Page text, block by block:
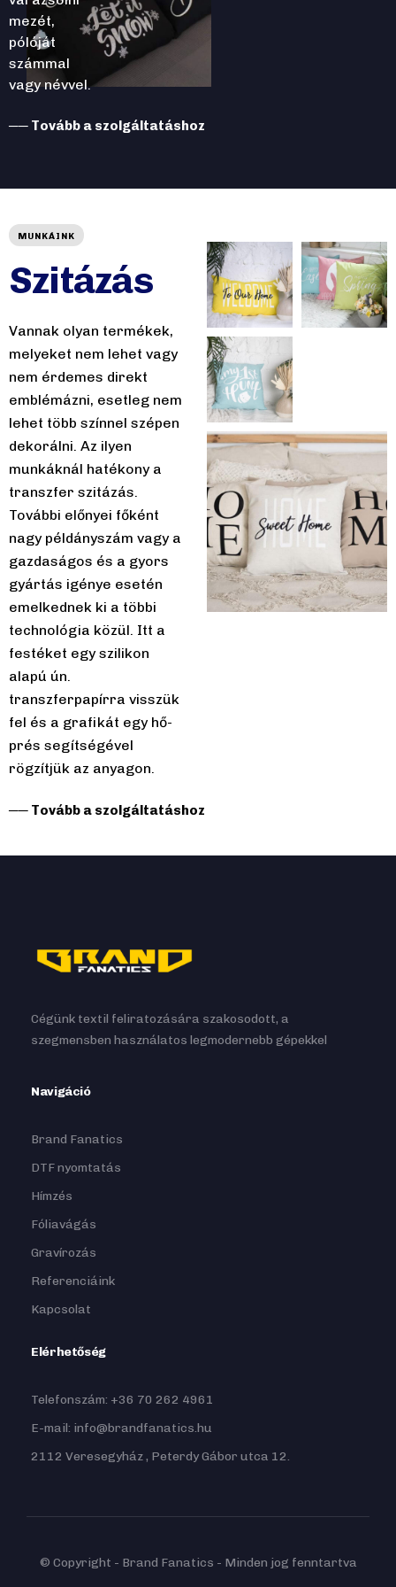
mezét,
pólóját
számmal
vagy névvel.
── Tovább a szolgáltatáshoz
MUNKÁINK
Szitázás
Vannak olyan termékek,
melyeket nem lehet vagy
nem érdemes direkt
emblémázni, esetleg nem
lehet több színnel szépen
dekorálni. Az ilyen
munkáknál hatékony a
transzfer szitázás.
További előnyei főként
nagy példányszám vagy a
gazdaságos és a gyors
gyártás igénye esetén
emelkednek ki a többi
technológia közül. Itt a
festéket egy szilikon
alapú ún.
transzferpapírra visszük
fel és a grafikát egy hő-
prés segítségével
rögzítjük az anyagon.
── Tovább a szolgáltatáshoz
Cégünk textil feliratozására szakosodott, a
szegmensben használatos legmodernebb gépekkel
Navigáció
Brand Fanatics
DTF nyomtatás
Hímzés
Fóliavágás
Gravírozás
Referenciáink
Kapcsolat
Elérhetőség
Telefonszám: +36 70 262 4961
E-mail: info@brandfanatics.hu
2112 Veresegyház , Peterdy Gábor utca 12.
© Copyright - Brand Fanatics - Minden jog fenntartva